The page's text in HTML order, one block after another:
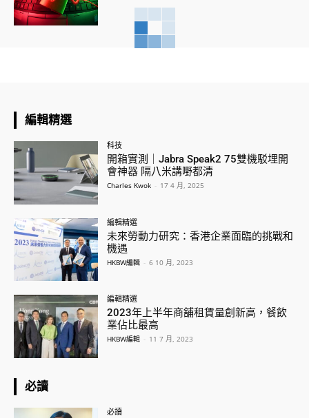
編輯精選
科技
開箱實測｜Jabra Speak2 75雙機駁埋開
會神器 隔八米講嘢都清
Charles Kwok - 17 4 月, 2025
編輯精選
未來勞動力研究：香港企業面臨的挑戰和
機遇
HKBW編輯 - 6 10 月, 2023
編輯精選
2023年上半年商舖租賃量創新高，餐飲
業佔比最高
HKBW編輯 - 11 7 月, 2023
必讀
必讀